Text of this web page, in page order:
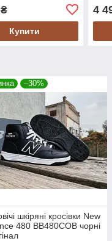
Купити
4
–30%
шкіряні кросівки New
480 BB480COB чорні